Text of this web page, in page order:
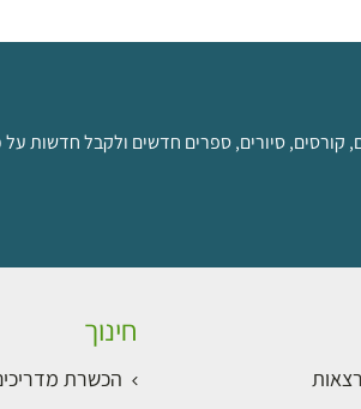
קורסים, סיורים, ספרים חדשים ולקבל חדשות
חינוך
הכשרת